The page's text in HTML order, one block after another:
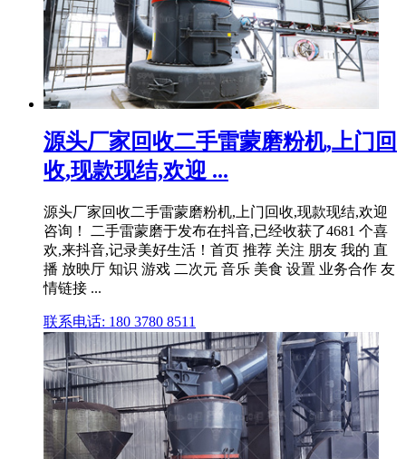
源头厂家回收二手雷蒙磨粉机,上门回
收,现款现结,欢迎 ...
源头厂家回收二手雷蒙磨粉机,上门回收,现款现结,欢迎
咨询！ 二手雷蒙磨于发布在抖音,已经收获了4681 个喜
欢,来抖音,记录美好生活！首页 推荐 关注 朋友 我的 直
播 放映厅 知识 游戏 二次元 音乐 美食 设置 业务合作 友
情链接 ...
联系电话: 180 3780 8511